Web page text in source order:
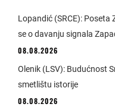
Lopandić (SRCE):
se o davanju signala
08.08.2026
Olenik (LSV): Budućnost
smetlištu istorije
08.08.2026